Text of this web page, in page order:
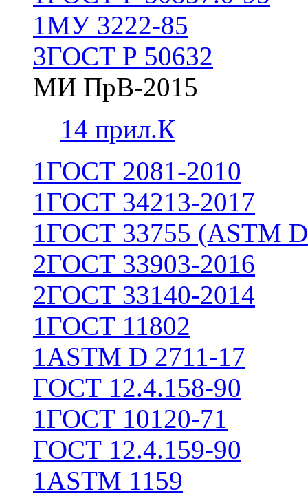
1МУ 3222-85
3ГОСТ Р 50632
МИ ПрВ-2015
14 прил.К
1ГОСТ 2081-2010
1ГОСТ 34213-2017
1ГОСТ 33755 (ASTM
2ГОСТ 33903-2016
2ГОСТ 33140-2014
1ГОСТ 11802
1ASTM D 2711-17
ГОСТ 12.4.158-90
1ГОСТ 10120-71
ГОСТ 12.4.159-90
1ASTM 1159